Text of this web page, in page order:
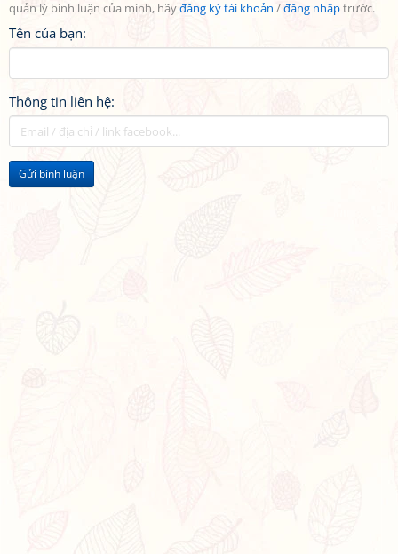
quản lý bình luận của mình, hãyđăng ký tài khoản /đăng nhậptrước.
Tên của bạn:
Thông tin liên hệ:
Gửi bình luận